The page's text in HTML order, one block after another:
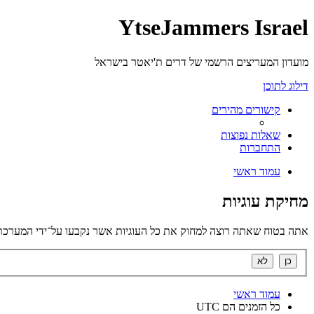
YtseJammers Israel
מועדון המעריצים הרשמי של דרים ת'יאטר בישראל
דילוג לתוכן
קישורים מהירים
שאלות נפוצות
התחברות
עמוד ראשי
מחיקת עוגיות
אתה בטוח שאתה רוצה למחוק את כל העוגיות אשר נקבעו על־ידי
עמוד ראשי
כל הזמנים הם UTC